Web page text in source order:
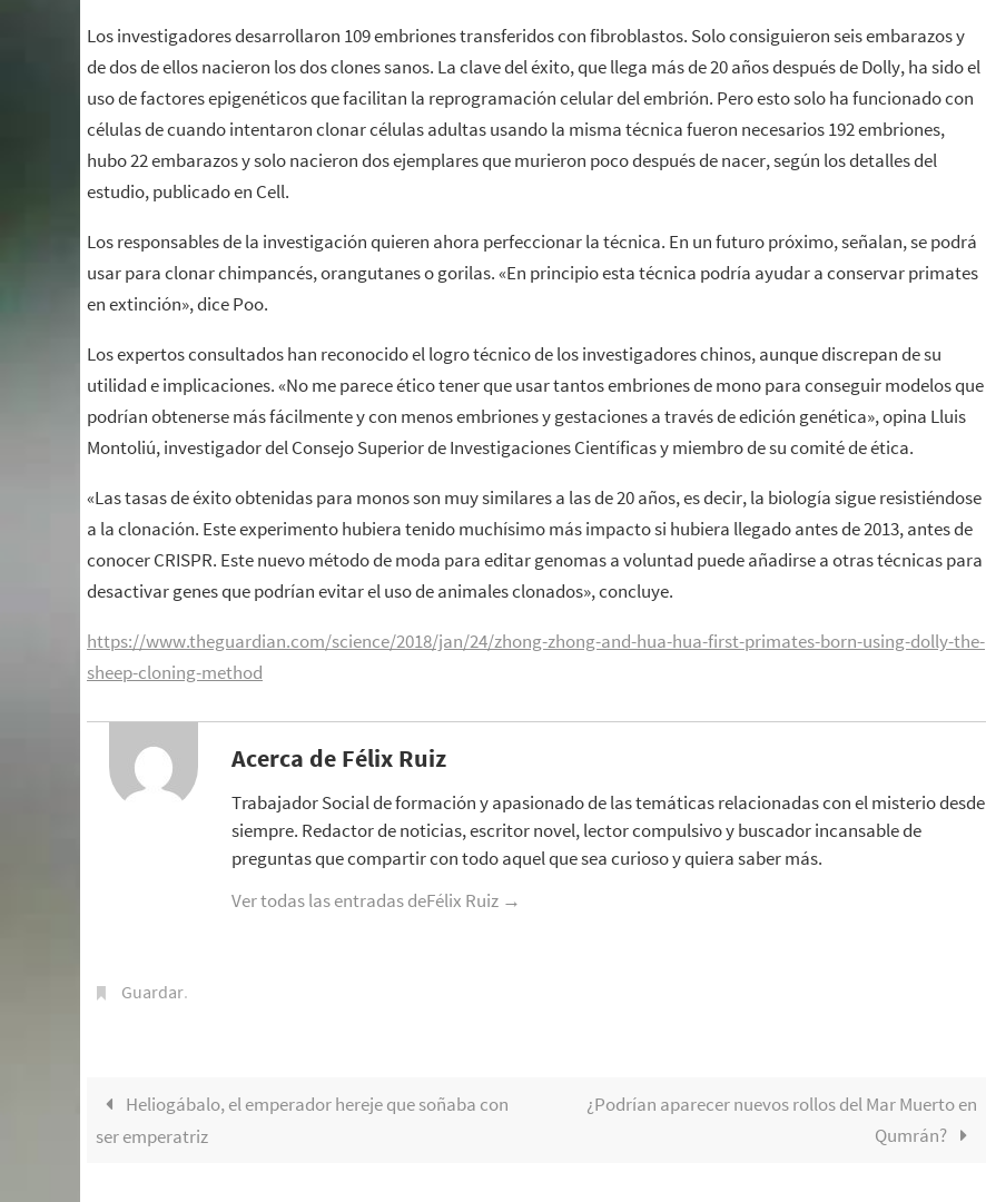
Los investigadores desarrollaron 109 embriones transferidos con fibroblastos. Solo consiguieron seis embarazos y
de dos de ellos nacieron los dos clones sanos. La clave del éxito, que llega más de 20 años después de Dolly, ha sido el
uso de factores epigenéticos que facilitan la reprogramación celular del embrión. Pero esto solo ha funcionado con
células de cuando intentaron clonar células adultas usando la misma técnica fueron necesarios 192 embriones,
hubo 22 embarazos y solo nacieron dos ejemplares que murieron poco después de nacer, según los detalles del
estudio, publicado en Cell.
Los responsables de la investigación quieren ahora perfeccionar la técnica. En un futuro próximo, señalan, se podrá
usar para clonar chimpancés, orangutanes o gorilas. «En principio esta técnica podría ayudar a conservar primates
en extinción», dice Poo.
Los expertos consultados han reconocido el logro técnico de los investigadores chinos, aunque discrepan de su
utilidad e implicaciones. «No me parece ético tener que usar tantos embriones de mono para conseguir modelos que
podrían obtenerse más fácilmente y con menos embriones y gestaciones a través de edición genética», opina Lluis
Montoliú, investigador del Consejo Superior de Investigaciones Científicas y miembro de su comité de ética.
«Las tasas de éxito obtenidas para monos son muy similares a las de 20 años, es decir, la biología sigue resistiéndose
a la clonación. Este experimento hubiera tenido muchísimo más impacto si hubiera llegado antes de 2013, antes de
conocer CRISPR. Este nuevo método de moda para editar genomas a voluntad puede añadirse a otras técnicas para
desactivar genes que podrían evitar el uso de animales clonados», concluye.
https://www.theguardian.com/science/2018/jan/24/zhong-zhong-and-hua-hua-first-primates-born-using-dolly-the-
sheep-cloning-method
Acerca de Félix Ruiz
Trabajador Social de formación y apasionado de las temáticas relacionadas con el misterio desde
siempre. Redactor de noticias, escritor novel, lector compulsivo y buscador incansable de
preguntas que compartir con todo aquel que sea curioso y quiera saber más.
Ver todas las entradas deFélix Ruiz →
Guardar.
Heliogábalo, el emperador hereje que soñaba con
ser emperatriz
¿Podrían aparecer nuevos rollos del Mar Muerto en
Qumrán?